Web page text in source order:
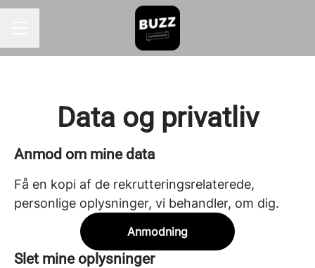
Data og privatliv
Anmod om mine data
Få en kopi af de rekrutteringsrelaterede,
personlige oplysninger, vi behandler, om dig.
Anmodning
Slet mine oplysninger